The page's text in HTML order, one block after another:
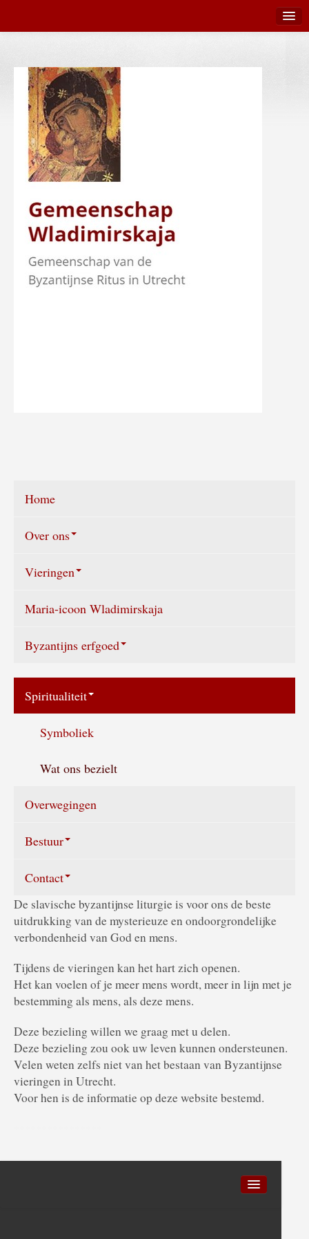
Home
Over ons
Wie zijn wij?
Vieringen
Vieringen agenda
De goddelijke liturgie
Bereikbaarheid
Maria-icoon Wladimirskaja
Byzantijns erfgoed
Geschiedenis
Iconostase en iconen
Informatie sites
Spiritualiteit
Symboliek
Wat ons bezielt
Overwegingen
Bestuur
Samenstelling bestuur
Jaarverslag
Contact
Stuur een e-mail
De slavische byzantijnse liturgie is voor ons de beste
uitdrukking van de mysterieuze en ondoorgrondelijke
verbondenheid van God en mens.
Tijdens de vieringen kan het hart zich openen.
Het kan voelen of je meer mens wordt, meer in lijn met je
bestemming als mens, als deze mens.
Deze bezieling willen we graag met u delen.
Deze bezieling zou ook uw leven kunnen ondersteunen.
Velen weten zelfs niet van het bestaan van Byzantijnse
vieringen in Utrecht.
Voor hen is de informatie op deze website bestemd.